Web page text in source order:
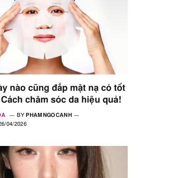
nào cũng đắp mặt nạ có tốt
chăm sóc da hiệu quả!
BY PHAMNGOCANH
04/2026